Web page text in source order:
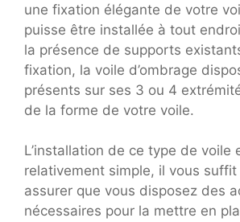
une fixation élégante de votre
puisse être installée à tout
la présence de supports
fixation, la voile d’ombrage
présents sur ses 3 ou 4
de la forme de votre voile.
L’installation de ce type de voile
relativement simple, il vous suffit
assurer que vous disposez des
nécessaires pour la mettre en